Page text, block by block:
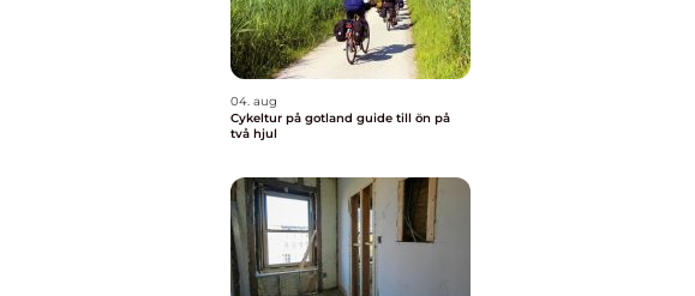
04. aug
Cykeltur på gotland guide till ön på
två hjul